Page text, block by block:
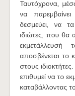
Ταυτόχρονα,
να
δεσμεύει, να
ιδιώτες, που θα
εκμετάλλευσή
αποσβένεται το
στους
επιθυμεί να το
καταβάλλοντας